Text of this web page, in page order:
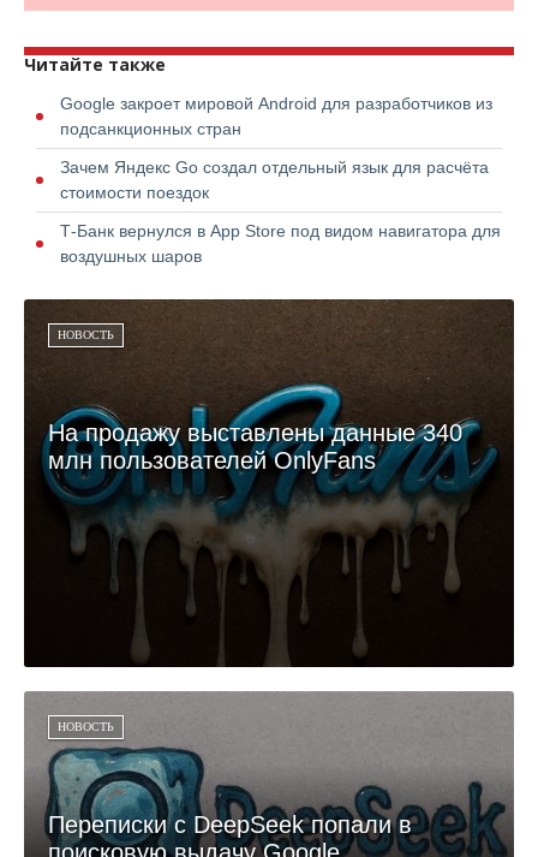
Читайте также
Google закроет мировой Android для разработчиков из
подсанкционных стран
Зачем Яндекс Go создал отдельный язык для расчёта
стоимости поездок
Т-Банк вернулся в App Store под видом навигатора для
воздушных шаров
НОВОСТЬ
На продажу выставлены данные 340
млн пользователей OnlyFans
НОВОСТЬ
Переписки с DeepSeek попали в